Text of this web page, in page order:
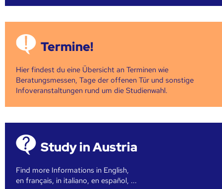
Termine!
Hier findest du eine Übersicht an Terminen wie
Beratungsmessen, Tage der offenen Tür und sonstige
Infoveranstaltungen rund um die Studienwahl.
Study in Austria
Find more Informations in English,
en français, in italiano, en español, ...